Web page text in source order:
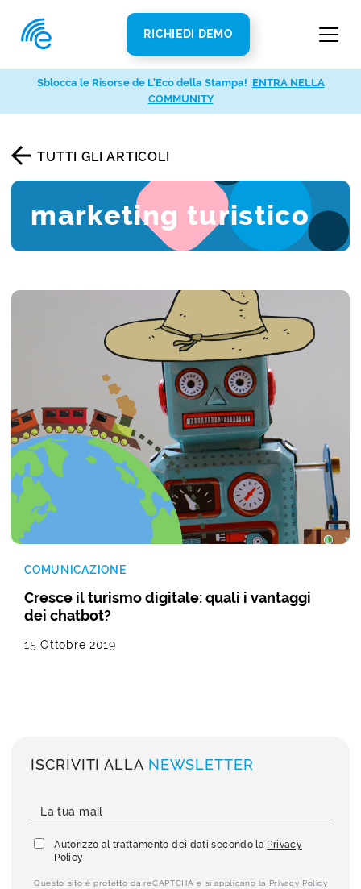
RICHIEDI DEMO
TUTTI GLI ARTICOLI
marketing turistico
COMUNICAZIONE
Cresce il turismo digitale: quali i vantaggi
dei chatbot?
15 Ottobre 2019
ISCRIVITI ALLA NEWSLETTER
Autorizzo al trattamento dei dati secondo la Privacy
Policy
Questo sito è protetto da reCAPTCHA e si applicano la Privacy Policy
Sblocca le Risorse de L’Eco della Stampa! ENTRA NELLA
COMMUNITY